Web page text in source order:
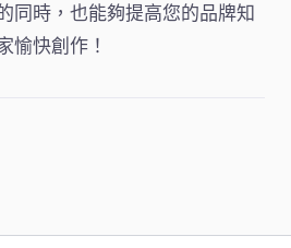
同時，也能夠提高您的品牌知
愉快創作！